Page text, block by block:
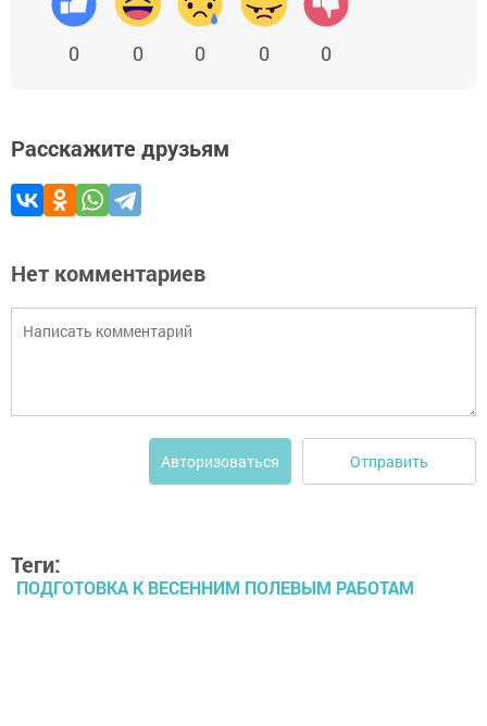
0 0 0 0 0
Расскажите друзьям
Нет комментариев
Авторизоваться Отправить
Теги:
ПОДГОТОВКА К ВЕСЕННИМ ПОЛЕВЫМ РАБОТАМ